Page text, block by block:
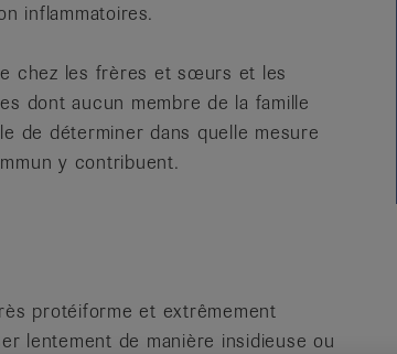
inflammatoires.
chez les frères et sœurs et les
dont aucun membre de la famille
de déterminer dans quelle mesure
y contribuent.
protéiforme et extrêmement
lentement de manière insidieuse ou